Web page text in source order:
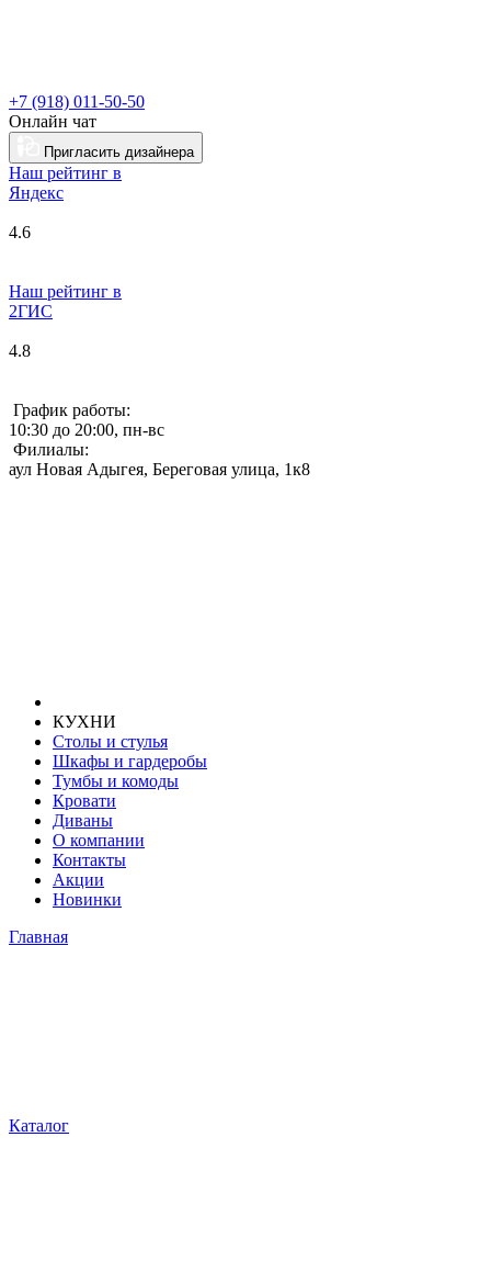
+7 (918) 011-50-50
Онлайн чат
Пригласить дизайнера
Наш рейтинг в
Яндекс
4.6
Наш рейтинг в
2ГИС
4.8
График работы:
10:30 до 20:00, пн-вс
Филиалы:
аул Новая Адыгея, Береговая улица, 1к8
КУХНИ
Столы и стулья
Шкафы и гардеробы
Тумбы и комоды
Кровати
Диваны
О компании
Контакты
Акции
Новинки
Главная
Каталог